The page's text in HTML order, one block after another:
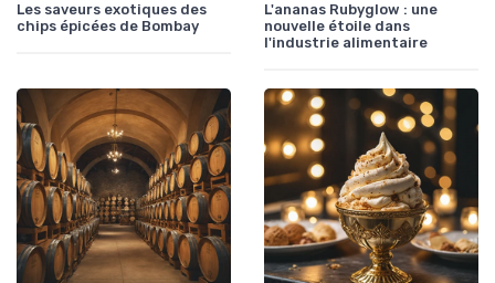
Les saveurs exotiques des
chips épicées de Bombay
L'ananas Rubyglow : une
nouvelle étoile dans
l'industrie alimentaire